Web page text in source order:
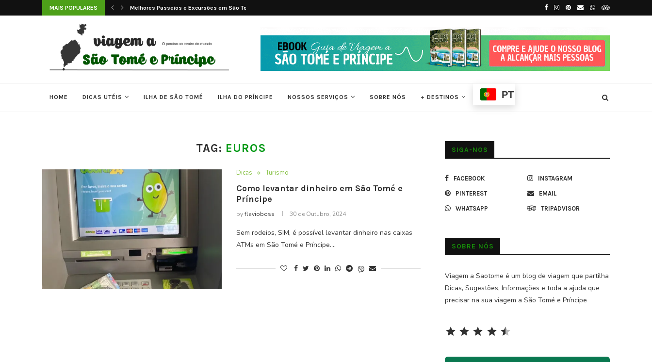
MAIS POPULARES 7 Principais Atrações Turísticas de São
HOME DICAS UTÉIS ILHA DE SÃO TOMÉ ILHA DO PRÍNCIPE NOSSOS SERVIÇOS SOBRE NÓS + DESTINOS PT
TAG: EUROS
Dicas Turismo
Como levantar dinheiro em São Tomé e
Príncipe
byflavioboss 30 de Outubro, 2024
Sem rodeios, SIM, é possível levantar dinheiro nas caixas
ATMs em São Tomé e Príncipe.…
SIGA-NOS
FACEBOOK INSTAGRAM
PINTEREST EMAIL
WHATSAPP TRIPADVISOR
SOBRE NÓS
Viagem a Saotome é um blog de viagem que partilha
Dicas, Sugestões, Informações e toda a ajuda que
precisar na sua viagem a São Tomé e Príncipe
⭐⭐⭐ ⭐⭐